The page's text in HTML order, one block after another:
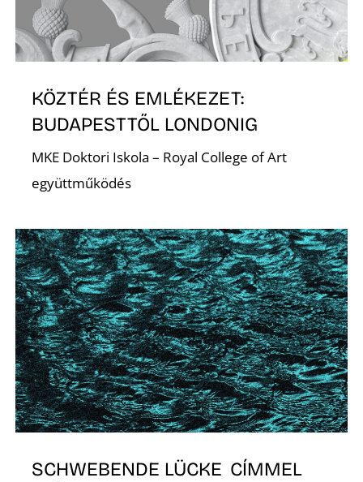
KÖZTÉR ÉS EMLÉKEZET:
BUDAPESTTŐL LONDONIG
MKE Doktori Iskola – Royal College of Art
együttműködés
SCHWEBENDE LÜCKE CÍMMEL